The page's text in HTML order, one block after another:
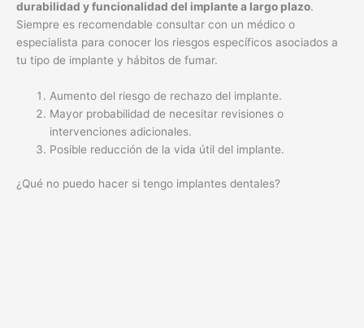
durabilidad y funcionalidad del implante a largo plazo.
Siempre es recomendable consultar con un médico o
especialista para conocer los riesgos específicos asociados a
tu tipo de implante y hábitos de fumar.
Aumento del riesgo de rechazo del implante.
Mayor probabilidad de necesitar revisiones o
intervenciones adicionales.
Posible reducción de la vida útil del implante.
¿Qué no puedo hacer si tengo implantes dentales?